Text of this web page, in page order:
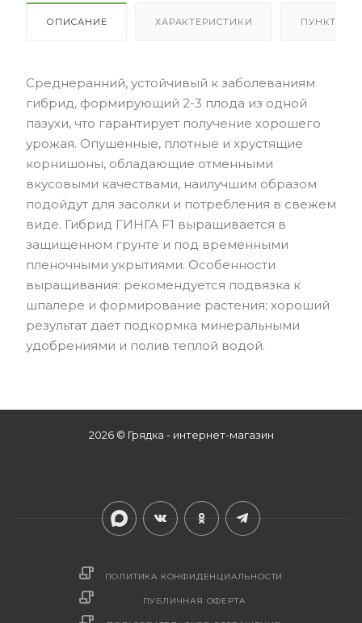
ОПИСАНИЕ ХАРАКТЕРИСТИКИ ПУНКТЫ
Среднеранний, устойчивый к заболеваниям
гибрид, формирующий 2-3 плода из одной
пазухи, что гарантирует получение хорошего
урожая. Опушенные, плотные и хрустящие
корнишоны, обладающие отменными
вкусовыми качествами, наилучшим образом
подойдут для засолки и потребления в свежем
виде. Гибрид ГИНГА F1 выращивается в
защищенном грунте и под временными
пленочными укрытиями. Особенности
выращивания: рекомендуется подвязка к
шпалере и формирование растения; хороший
результат дает подкормка минеральными
удобрениями и полив теплой водой.
2026 © Грядка - интернет-магазин
ПОЛИТИКА КОНФИДЕНЦИАЛЬНОСТИ
ПУБЛИЧНАЯ ОФЕРТА